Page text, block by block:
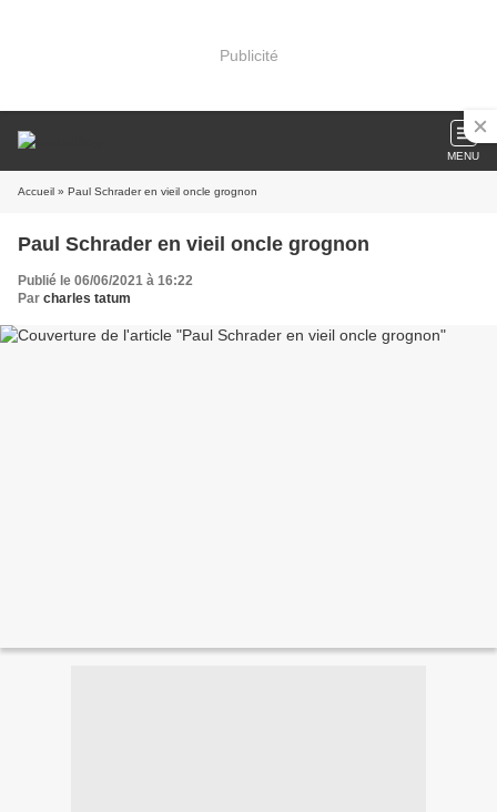
Publicité
MENU
Accueil » Paul Schrader en vieil oncle grognon
Paul Schrader en vieil oncle grognon
Publié le 06/06/2021 à 16:22
Par charles tatum